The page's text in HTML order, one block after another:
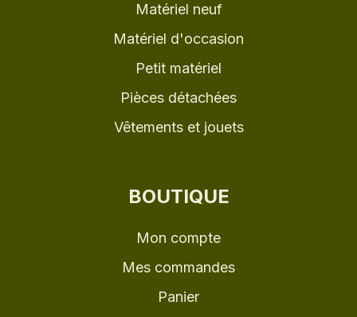
Matériel neuf
Matériel d'occasion
Petit matériel
Pièces détachées
Vêtements et jouets
BOUTIQUE
Mon compte
Mes commandes
Panier